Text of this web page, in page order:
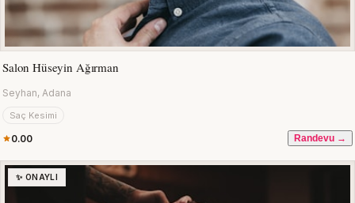
Salon Hüseyin Ağırman
Seyhan, Adana
Saç Kesimi
0.00 Randevu →
✨ ONAYLI